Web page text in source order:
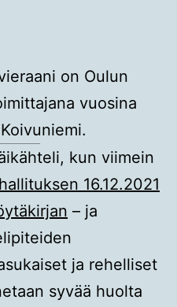
on Oulun
vuosina
kun viimein
16.12.2021
– ja
ja rehelliset
syvää huolta